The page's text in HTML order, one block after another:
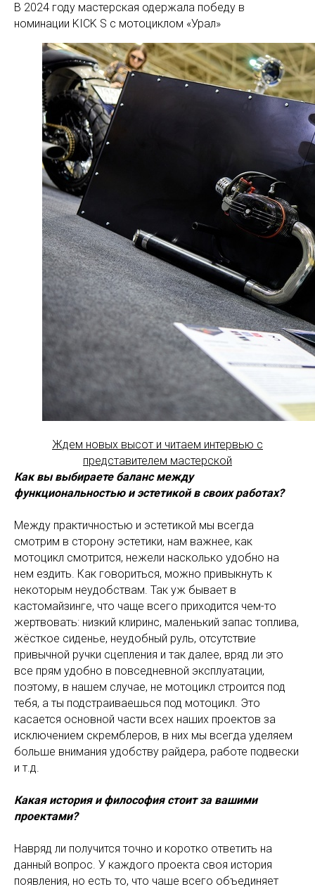
В 2024 году мастерская одержала победу в
номинации KICK S с мотоциклом «Урал»
Ждем новых высот и читаем интервью с
представителем мастерской
Как вы выбираете баланс между
функциональностью и эстетикой в своих работах?
Между практичностью и эстетикой мы всегда
смотрим в сторону эстетики, нам важнее, как
мотоцикл смотрится, нежели насколько удобно на
нем ездить. Как говориться, можно привыкнуть к
некоторым неудобствам. Так уж бывает в
кастомайзинге, что чаще всего приходится чем-то
жертвовать: низкий клиринс, маленький запас топлива,
жёсткое сиденье, неудобный руль, отсутствие
привычной ручки сцепления и так далее, вряд ли это
все прям удобно в повседневной эксплуатации,
поэтому, в нашем случае, не мотоцикл строится под
тебя, а ты подстраиваешься под мотоцикл. Это
касается основной части всех наших проектов за
исключением скремблеров, в них мы всегда уделяем
больше внимания удобству райдера, работе подвески
и т.д.
Какая история и философия стоит за вашими
проектами?
Навряд ли получится точно и коротко ответить на
данный вопрос. У каждого проекта своя история
появления, но есть то, что чаше всего объединяет